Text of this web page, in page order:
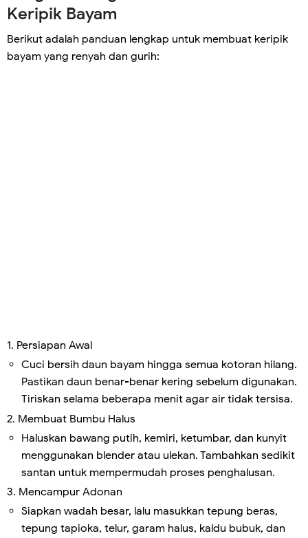
Keripik Bayam
Berikut adalah panduan lengkap untuk membuat keripik
bayam yang renyah dan gurih:
1. Persiapan Awal
Cuci bersih daun bayam hingga semua kotoran hilang.
Pastikan daun benar-benar kering sebelum digunakan.
Tiriskan selama beberapa menit agar air tidak tersisa.
2. Membuat Bumbu Halus
Haluskan bawang putih, kemiri, ketumbar, dan kunyit
menggunakan blender atau ulekan. Tambahkan sedikit
santan untuk mempermudah proses penghalusan.
3. Mencampur Adonan
Siapkan wadah besar, lalu masukkan tepung beras,
tepung tapioka, telur, garam halus, kaldu bubuk, dan